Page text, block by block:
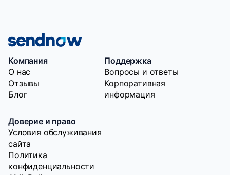
Компания
O нас
Отзывы
Блог
Поддержка
Вопросы и ответы
Корпоративная
информация
Доверие и право
Условия обслуживания
сайта
Политика
конфиденциальности